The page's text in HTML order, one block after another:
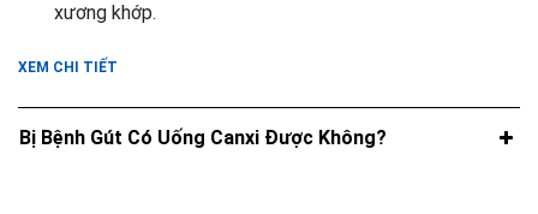
xương khớp.
XEM CHI TIẾT
Bị Bệnh Gút Có Uống Canxi Được Không?